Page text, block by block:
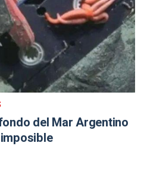
del Mar Argentino